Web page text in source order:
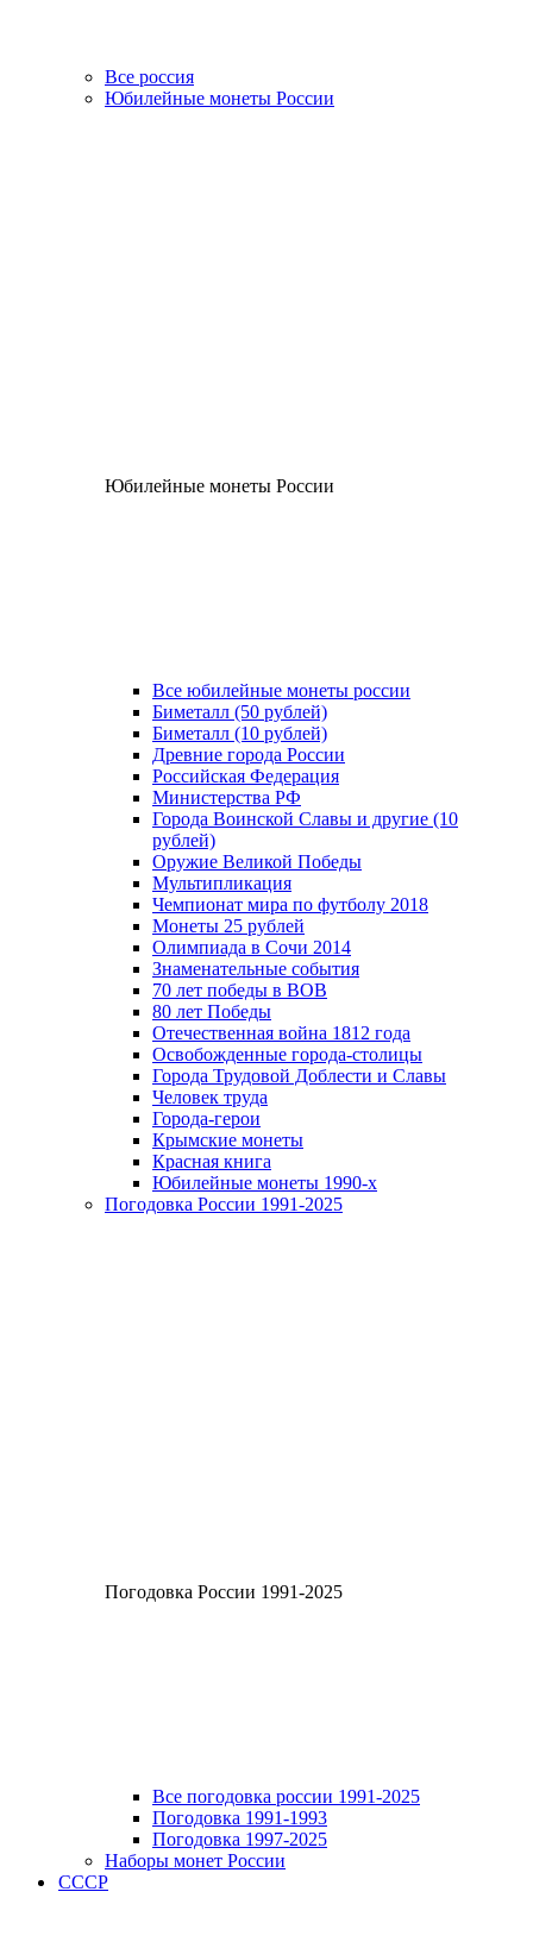
Все россия
Юбилейные монеты России
Юбилейные монеты России
Все юбилейные монеты россии
Биметалл (50 рублей)
Биметалл (10 рублей)
Древние города России
Российская Федерация
Министерства РФ
Города Воинской Славы и другие (10
рублей)
Оружие Великой Победы
Мультипликация
Чемпионат мира по футболу 2018
Монеты 25 рублей
Олимпиада в Сочи 2014
Знаменательные события
70 лет победы в ВОВ
80 лет Победы
Отечественная война 1812 года
Освобожденные города-столицы
Города Трудовой Доблести и Славы
Человек труда
Города-герои
Крымские монеты
Красная книга
Юбилейные монеты 1990-х
Погодовка России 1991-2025
Погодовка России 1991-2025
Все погодовка россии 1991-2025
Погодовка 1991-1993
Погодовка 1997-2025
Наборы монет России
СССР